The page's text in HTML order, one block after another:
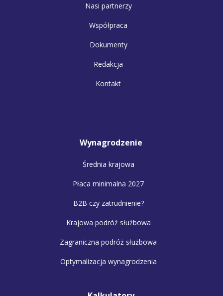
Nasi partnerzy
Współpraca
Dokumenty
Redakcja
Kontakt
Wynagrodzenie
Średnia krajowa
Płaca minimalna 2027
B2B czy zatrudnienie?
Krajowa podróż służbowa
Zagraniczna podróż służbowa
Optymalizacja wynagrodzenia